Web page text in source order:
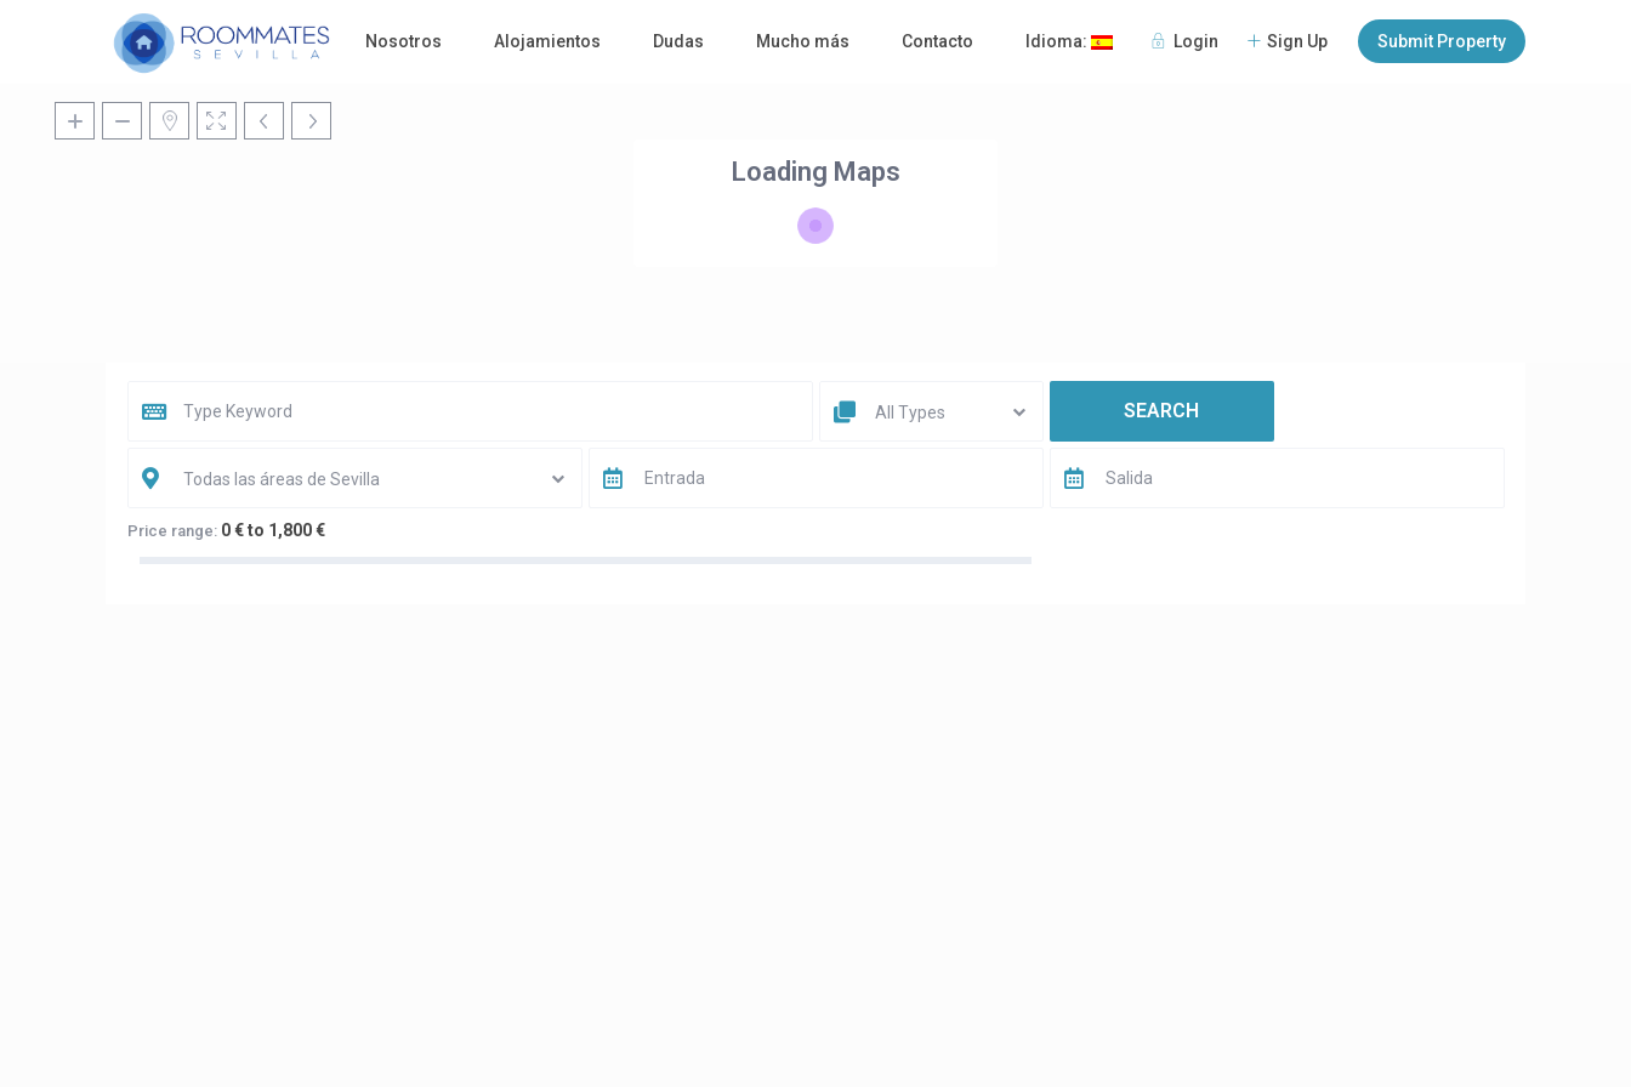
Login Sign Up Submit Property
Nosotros Alojamientos Dudas Mucho más Contacto Idioma:
Loading Maps
All Types
Todas las áreas de Sevilla
Price range: 0 € to 1,800 €